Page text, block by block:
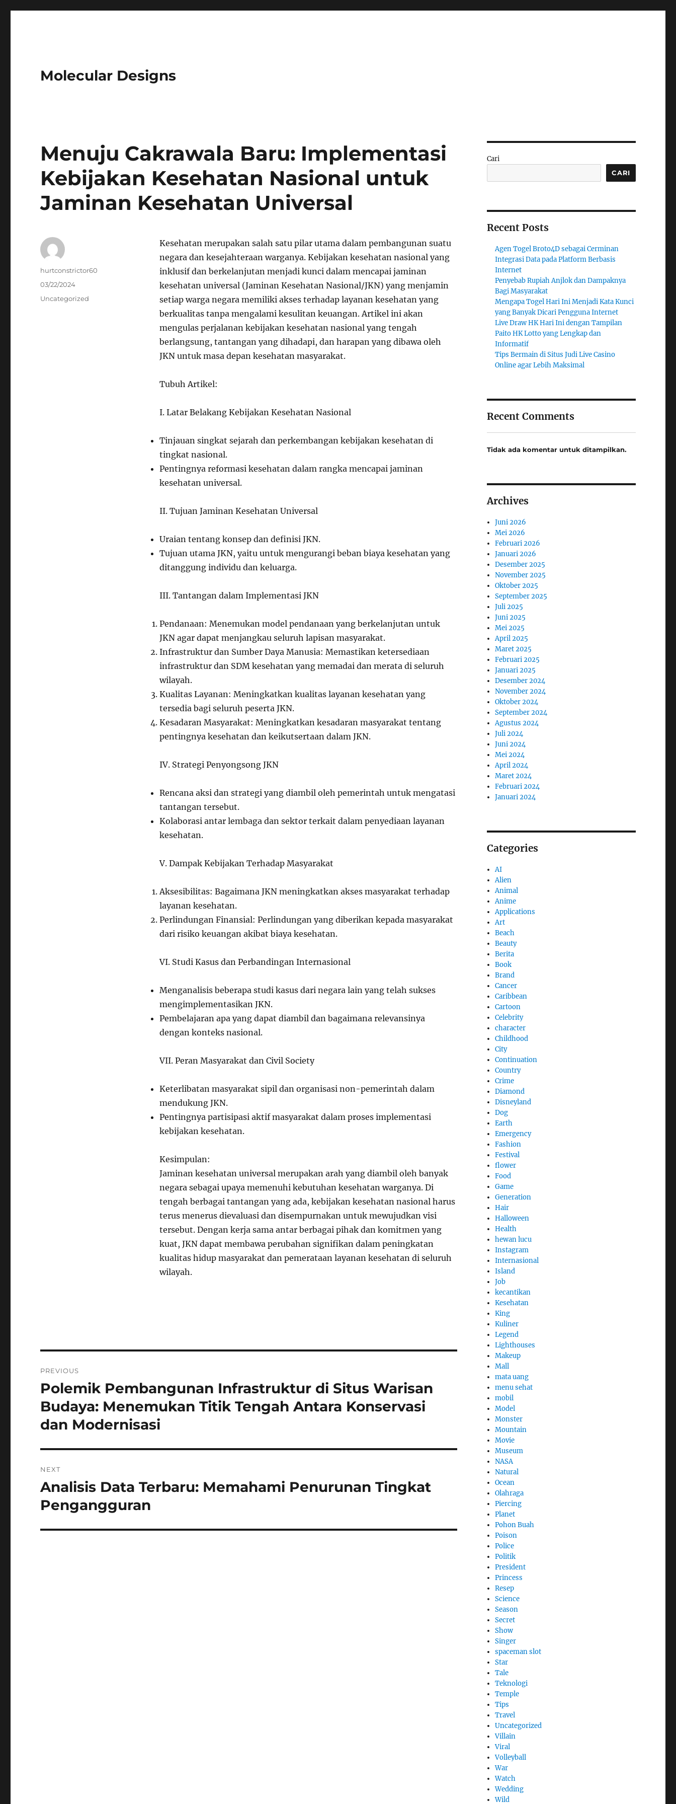
Molecular Designs
Menuju Cakrawala Baru: Implementasi
Kebijakan Kesehatan Nasional untuk
Jaminan Kesehatan Universal
Kesehatan merupakan salah satu pilar utama dalam pembangunan suatu
negara dan kesejahteraan warganya. Kebijakan kesehatan nasional yang
inklusif dan berkelanjutan menjadi kunci dalam mencapai jaminan
kesehatan universal (Jaminan Kesehatan Nasional/JKN) yang menjamin
setiap warga negara memiliki akses terhadap layanan kesehatan yang
berkualitas tanpa mengalami kesulitan keuangan. Artikel ini akan
mengulas perjalanan kebijakan kesehatan nasional yang tengah
berlangsung, tantangan yang dihadapi, dan harapan yang dibawa oleh
JKN untuk masa depan kesehatan masyarakat.
Tubuh Artikel:
I. Latar Belakang Kebijakan Kesehatan Nasional
Tinjauan singkat sejarah dan perkembangan kebijakan kesehatan di
tingkat nasional.
Pentingnya reformasi kesehatan dalam rangka mencapai jaminan
kesehatan universal.
II. Tujuan Jaminan Kesehatan Universal
Uraian tentang konsep dan definisi JKN.
Tujuan utama JKN, yaitu untuk mengurangi beban biaya kesehatan yang
ditanggung individu dan keluarga.
III. Tantangan dalam Implementasi JKN
Pendanaan: Menemukan model pendanaan yang berkelanjutan untuk
JKN agar dapat menjangkau seluruh lapisan masyarakat.
Infrastruktur dan Sumber Daya Manusia: Memastikan ketersediaan
infrastruktur dan SDM kesehatan yang memadai dan merata di seluruh
wilayah.
Kualitas Layanan: Meningkatkan kualitas layanan kesehatan yang
tersedia bagi seluruh peserta JKN.
Kesadaran Masyarakat: Meningkatkan kesadaran masyarakat tentang
pentingnya kesehatan dan keikutsertaan dalam JKN.
IV. Strategi Penyongsong JKN
Rencana aksi dan strategi yang diambil oleh pemerintah untuk mengatasi
tantangan tersebut.
Kolaborasi antar lembaga dan sektor terkait dalam penyediaan layanan
kesehatan.
V. Dampak Kebijakan Terhadap Masyarakat
Aksesibilitas: Bagaimana JKN meningkatkan akses masyarakat terhadap
layanan kesehatan.
Perlindungan Finansial: Perlindungan yang diberikan kepada masyarakat
dari risiko keuangan akibat biaya kesehatan.
VI. Studi Kasus dan Perbandingan Internasional
Menganalisis beberapa studi kasus dari negara lain yang telah sukses
mengimplementasikan JKN.
Pembelajaran apa yang dapat diambil dan bagaimana relevansinya
dengan konteks nasional.
VII. Peran Masyarakat dan Civil Society
Keterlibatan masyarakat sipil dan organisasi non-pemerintah dalam
mendukung JKN.
Pentingnya partisipasi aktif masyarakat dalam proses implementasi
kebijakan kesehatan.
Kesimpulan:
Jaminan kesehatan universal merupakan arah yang diambil oleh banyak
negara sebagai upaya memenuhi kebutuhan kesehatan warganya. Di
tengah berbagai tantangan yang ada, kebijakan kesehatan nasional harus
terus menerus dievaluasi dan disempurnakan untuk mewujudkan visi
tersebut. Dengan kerja sama antar berbagai pihak dan komitmen yang
kuat, JKN dapat membawa perubahan signifikan dalam peningkatan
kualitas hidup masyarakat dan pemerataan layanan kesehatan di seluruh
wilayah.
Author
hurtconstrictor60
Posted
03/22/2024
Categories
Uncategorized
pos
PREVIOUS
Previous
post:
Polemik Pembangunan Infrastruktur di Situs Warisan
Budaya: Menemukan Titik Tengah Antara Konservasi
dan Modernisasi
NEXT
Next
post:
Analisis Data Terbaru: Memahami Penurunan Tingkat
Pengangguran
Cari
CARI
Recent Posts
Agen Togel Broto4D sebagai Cerminan
Integrasi Data pada Platform Berbasis
Internet
Penyebab Rupiah Anjlok dan Dampaknya
Bagi Masyarakat
Mengapa Togel Hari Ini Menjadi Kata Kunci
yang Banyak Dicari Pengguna Internet
Live Draw HK Hari Ini dengan Tampilan
Paito HK Lotto yang Lengkap dan
Informatif
Tips Bermain di Situs Judi Live Casino
Online agar Lebih Maksimal
Recent Comments
Tidak ada komentar untuk ditampilkan.
Archives
Juni 2026
Mei 2026
Februari 2026
Januari 2026
Desember 2025
November 2025
Oktober 2025
September 2025
Juli 2025
Juni 2025
Mei 2025
April 2025
Maret 2025
Februari 2025
Januari 2025
Desember 2024
November 2024
Oktober 2024
September 2024
Agustus 2024
Juli 2024
Juni 2024
Mei 2024
April 2024
Maret 2024
Februari 2024
Januari 2024
Categories
AI
Alien
Animal
Anime
Applications
Art
Beach
Beauty
Berita
Book
Brand
Cancer
Caribbean
Cartoon
Celebrity
character
Childhood
City
Continuation
Country
Crime
Diamond
Disneyland
Dog
Earth
Emergency
Fashion
Festival
flower
Food
Game
Generation
Hair
Halloween
Health
hewan lucu
Instagram
Internasional
Island
Job
kecantikan
Kesehatan
King
Kuliner
Legend
Lighthouses
Makeup
Mall
mata uang
menu sehat
mobil
Model
Monster
Mountain
Movie
Museum
NASA
Natural
Ocean
Olahraga
Piercing
Planet
Pohon Buah
Poison
Police
Politik
President
Princess
Resep
Science
Season
Secret
Show
Singer
spaceman slot
Star
Tale
Teknologi
Temple
Tips
Travel
Uncategorized
Villain
Viral
Volleyball
War
Watch
Wedding
Wild